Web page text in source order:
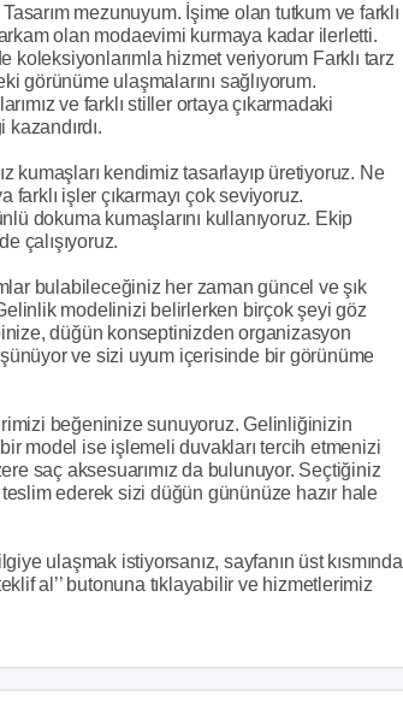
mezunuyum. İşime olan tutkum ve farklı
olan modaevimi kurmaya kadar ilerletti.
koleksiyonlarımla hizmet veriyorum Farklı tarz
görünüme ulaşmalarını sağlıyorum.
ve farklı stiller ortaya çıkarmadaki
kumaşları kendimiz tasarlayıp üretiyoruz. Ne
işler çıkarmayı çok seviyoruz.
dokuma kumaşlarını kullanıyoruz. Ekip
çalışıyoruz.
bulabileceğiniz her zaman güncel ve şık
modelinizi belirlerken birçok şeyi göz
düğün konseptinizden organizasyon
ve sizi uyum içerisinde bir görünüme
beğeninize sunuyoruz. Gelinliğinizin
model ise işlemeli duvakları tercih etmenizi
saç aksesuarımız da bulunuyor. Seçtiğiniz
ederek sizi düğün gününüze hazır hale
ulaşmak istiyorsanız, sayfanın üst kısmında
al’’ butonuna tıklayabilir ve hizmetlerimiz